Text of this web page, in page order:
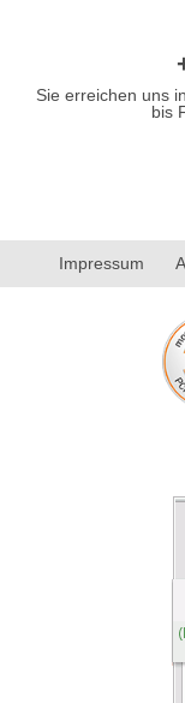
Sie erreichen uns
bis
Impressum